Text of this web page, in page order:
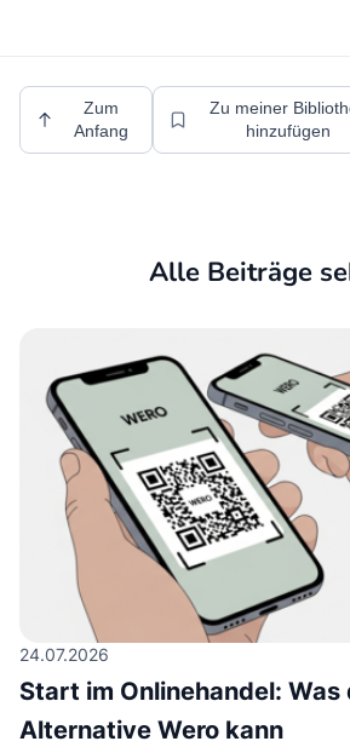
Zum
Anfang
Zu meiner
hinzufügen
Alle Beiträge
24.07.2026
Start im Onlinehandel: Was
Alternative Wero kann